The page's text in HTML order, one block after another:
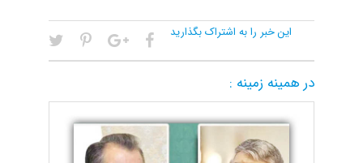
این خبر را به اشتراک بگذارید
در همینه زمینه :